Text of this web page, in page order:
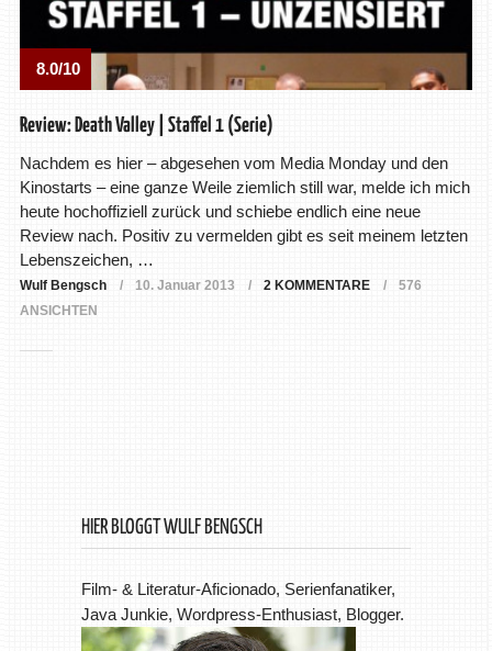
8.0/10
Review: Death Valley | Staffel 1 (Serie)
Nachdem es hier – abgesehen vom Media Monday und den
Kinostarts – eine ganze Weile ziemlich still war, melde ich mich
heute hochoffiziell zurück und schiebe endlich eine neue
Review nach. Positiv zu vermelden gibt es seit meinem letzten
Lebenszeichen, …
Wulf Bengsch 10. Januar 2013 2 KOMMENTARE
576
ANSICHTEN
HIER BLOGGT WULF BENGSCH
Film- & Literatur-Aficionado, Serienfanatiker,
Java Junkie, Wordpress-Enthusiast, Blogger.